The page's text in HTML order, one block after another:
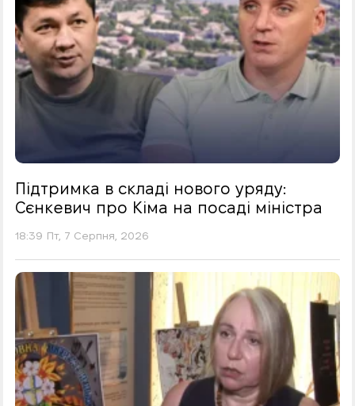
Підтримка в складі нового уряду:
Сєнкевич про Кіма на посаді міністра
18:39 Пт, 7 Серпня, 2026